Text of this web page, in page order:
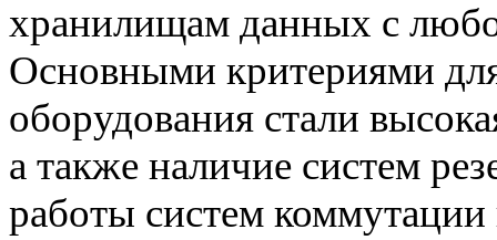
хранилищам данных с
Основными критериями
оборудования стали
а также наличие систем
работы систем